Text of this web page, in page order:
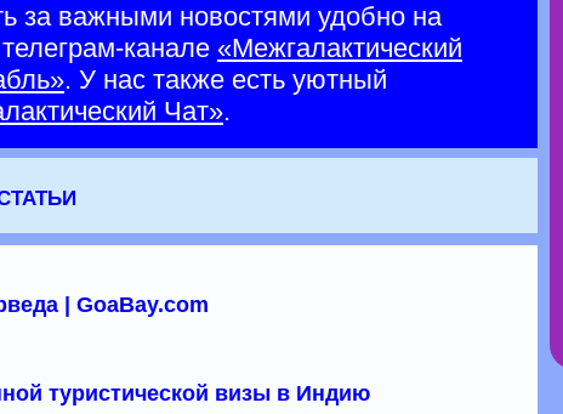
за важными новостями удобно на
канале «Межгалактический
. У нас также есть уютный
Чат».
| GoaBay.com
туристической визы в Индию